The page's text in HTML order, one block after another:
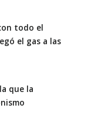
todo el
el gas a las
que la